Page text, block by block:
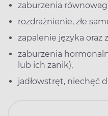
zaburzenia
rozdrażnienie, złe
zapalenie języka oraz
zaburzenia
lub ich zanik),
jadłowstręt, niechęć